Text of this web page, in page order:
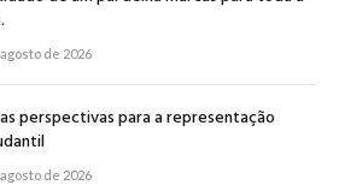
de 2026
perspectivas para a representação
de 2026